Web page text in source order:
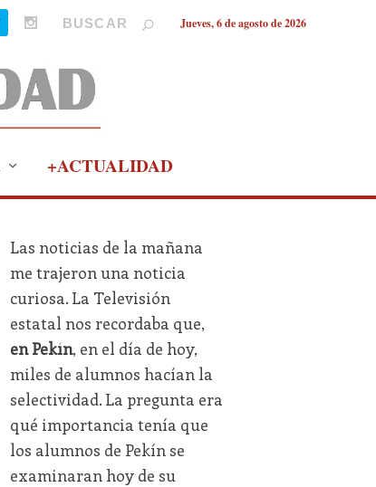
Jueves, 6 de agosto de 2026
+ACTUALIDAD
Las noticias de la mañana
me trajeron una noticia
curiosa. La Televisión
estatal nos recordaba que,
en Pekín, en el día de hoy,
miles de alumnos hacían la
selectividad. La pregunta era
qué importancia tenía que
los alumnos de Pekín se
examinaran hoy de su